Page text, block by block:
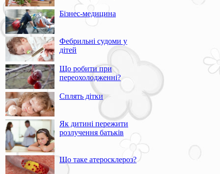
Бізнес-медицина
Фебрильні судоми у
дітей
Що робити при
переохолодженні?
Сплять дітки
Як дитині пережити
розлучення батьків
Що таке атеросклероз?